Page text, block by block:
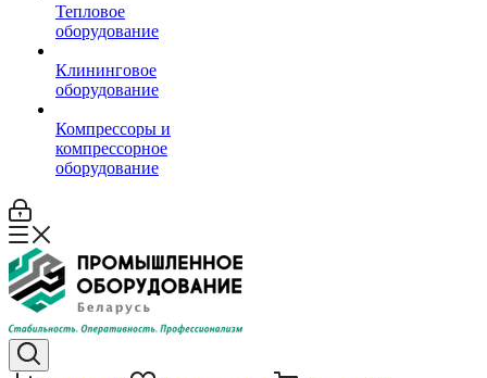
Тепловое
оборудование
Клининговое
оборудование
Компрессоры и
компрессорное
оборудование